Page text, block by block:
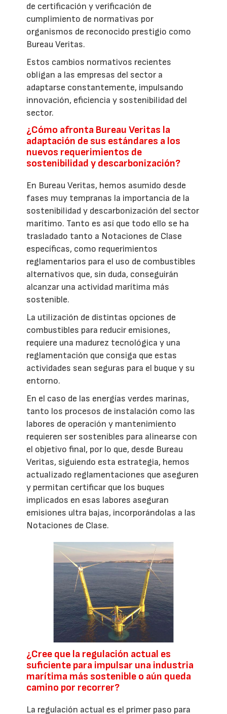
de certificación y verificación de
cumplimiento de normativas por
organismos de reconocido prestigio como
Bureau Veritas.
Estos cambios normativos recientes
obligan a las empresas del sector a
adaptarse constantemente, impulsando
innovación, eficiencia y sostenibilidad del
sector.
¿Cómo afronta Bureau Veritas la
adaptación de sus estándares a los
nuevos requerimientos de
sostenibilidad y descarbonización?
En Bureau Veritas, hemos asumido desde
fases muy tempranas la importancia de la
sostenibilidad y descarbonización del sector
marítimo. Tanto es así que todo ello se ha
trasladado tanto a Notaciones de Clase
específicas, como requerimientos
reglamentarios para el uso de combustibles
alternativos que, sin duda, conseguirán
alcanzar una actividad marítima más
sostenible.
La utilización de distintas opciones de
combustibles para reducir emisiones,
requiere una madurez tecnológica y una
reglamentación que consiga que estas
actividades sean seguras para el buque y su
entorno.
En el caso de las energías verdes marinas,
tanto los procesos de instalación como las
labores de operación y mantenimiento
requieren ser sostenibles para alinearse con
el objetivo final, por lo que, desde Bureau
Veritas, siguiendo esta estrategia, hemos
actualizado reglamentaciones que aseguren
y permitan certificar que los buques
implicados en esas labores aseguran
emisiones ultra bajas, incorporándolas a las
Notaciones de Clase.
¿Cree que la regulación actual es
suficiente para impulsar una industria
marítima más sostenible o aún queda
camino por recorrer?
La regulación actual es el primer paso para